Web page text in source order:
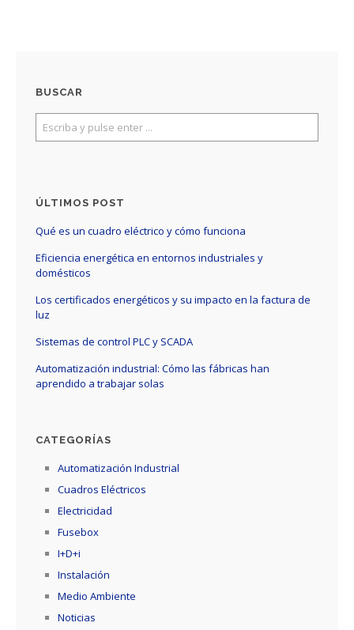
BUSCAR
ÚLTIMOS POST
Qué es un cuadro eléctrico y cómo funciona
Eficiencia energética en entornos industriales y
domésticos
Los certificados energéticos y su impacto en la factura de
luz
Sistemas de control PLC y SCADA
Automatización industrial: Cómo las fábricas han
aprendido a trabajar solas
CATEGORÍAS
Automatización Industrial
Cuadros Eléctricos
Electricidad
Fusebox
I+D+i
Instalación
Medio Ambiente
Noticias